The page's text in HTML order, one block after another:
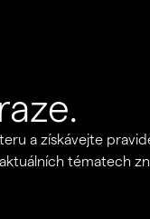
a získávejte
tématech